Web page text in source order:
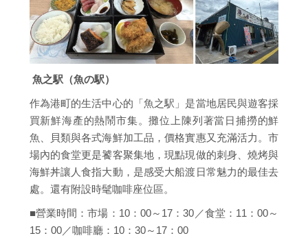
魚之駅（魚の駅）
作為港町的生活中心的「魚之駅」是當地居民與遊客採
買新鮮海產的熱鬧市集。攤位上陳列著當日捕撈的鮮
魚、貝類與各式海鮮加工品，價格實惠又充滿活力。市
場內的食堂更是饕客聚集地，現點現做的刺身、燒烤與
海鮮丼讓人食指大動，是感受大船渡日常魅力的最佳去
處。還有附設時髦咖啡座位區。
■營業時間：市場：10：00～17：30／食堂：11：00～
15：00／咖啡廳：10：30～17：00